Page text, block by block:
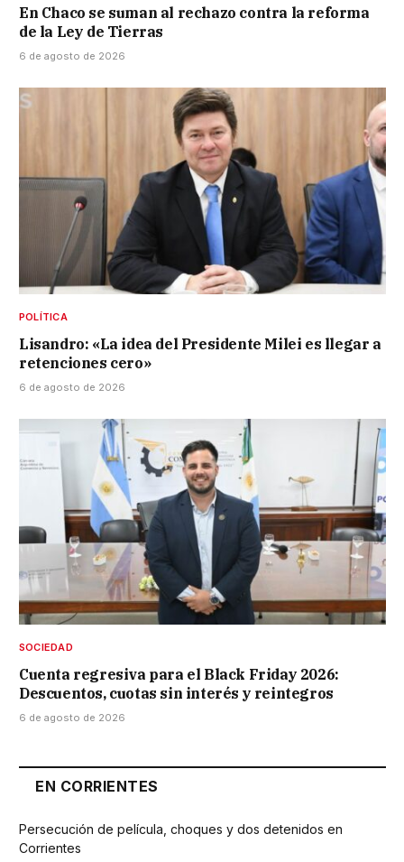
En Chaco se suman al rechazo contra la reforma
de la Ley de Tierras
6 de agosto de 2026
POLÍTICA
Lisandro: «La idea del Presidente Milei es llegar a
retenciones cero»
6 de agosto de 2026
SOCIEDAD
Cuenta regresiva para el Black Friday 2026:
Descuentos, cuotas sin interés y reintegros
6 de agosto de 2026
EN CORRIENTES
Persecución de película, choques y dos detenidos en
Corrientes